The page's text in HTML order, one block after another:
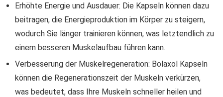
Erhöhte Energie und Ausdauer: Die Kapseln können dazu
beitragen, die Energieproduktion im Körper zu steigern,
wodurch Sie länger trainieren können, was letztendlich zu
einem besseren Muskelaufbau führen kann.
Verbesserung der Muskelregeneration: Bolaxol Kapseln
können die Regenerationszeit der Muskeln verkürzen,
was bedeutet, dass Ihre Muskeln schneller heilen und